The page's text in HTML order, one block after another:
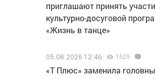
приглашают принять
культурно-досуговой
«Жизнь в танце»
05.08.2026 12:46 1529
«Т Плюс» заменила